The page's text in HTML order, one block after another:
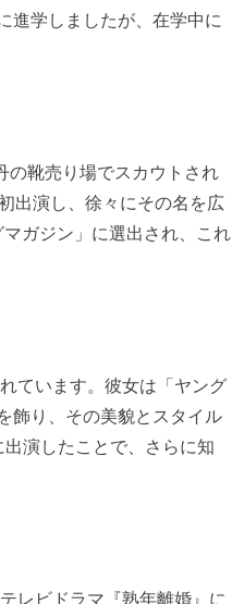
進学しましたが、在学中に
の靴売り場でスカウトされ
出演し、徐々にその名を広
ガジン」に選出され、これ
ています。彼女は「ヤング
飾り、その美貌とスタイル
演したことで、さらに知
レビドラマ『熟年離婚』に